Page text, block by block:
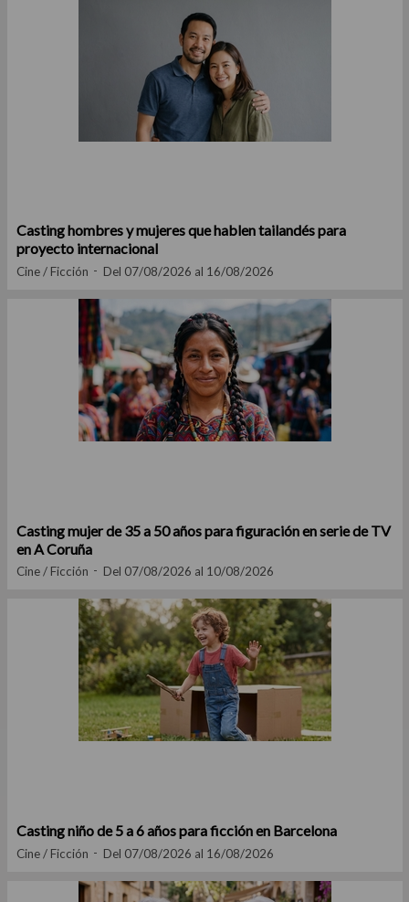
Casting hombres y mujeres que hablen tailandés para
proyecto internacional
Cine / Ficción Del 07/08/2026 al 16/08/2026
Casting mujer de 35 a 50 años para figuración en serie de TV
en A Coruña
Cine / Ficción Del 07/08/2026 al 10/08/2026
Casting niño de 5 a 6 años para ficción en Barcelona
Cine / Ficción Del 07/08/2026 al 16/08/2026